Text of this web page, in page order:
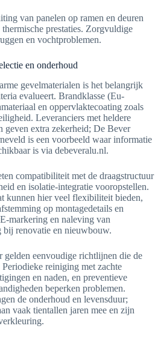
van panelen op ramen en deuren
prestaties. Zorgvuldige
en vochtproblemen.
en onderhoud
gevelmaterialen is het belangrijk
evalueert. Brandklasse (Eu-
en oppervlaktecoating zoals
Leveranciers met heldere
geven extra zekerheid; De Bever
is een voorbeeld waar informatie
is via debeveralu.nl.
compatibiliteit met de draagstructuur
en isolatie-integratie vooropstellen.
kunnen hier veel flexibiliteit bieden,
op montagedetails en
markering en naleving van
bij renovatie en nieuwbouw.
gelden eenvoudige richtlijnen die de
reiniging met zachte
en naden, en preventieve
beperken problemen.
de onderhoud en levensduur;
vaak tientallen jaren mee en zijn